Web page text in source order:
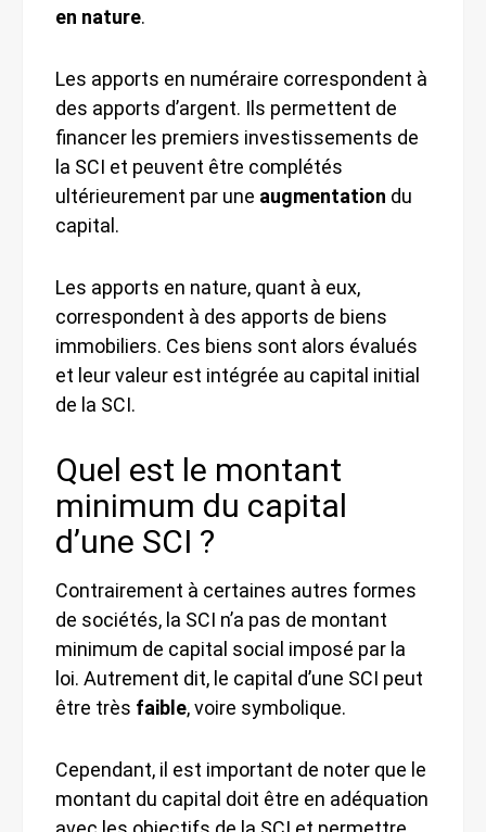
en nature.
Les apports en numéraire correspondent à
des apports d’argent. Ils permettent de
financer les premiers investissements de
la SCI et peuvent être complétés
ultérieurement par une augmentation du
capital.
Les apports en nature, quant à eux,
correspondent à des apports de biens
immobiliers. Ces biens sont alors évalués
et leur valeur est intégrée au capital initial
de la SCI.
Quel est le montant
minimum du capital
d’une SCI ?
Contrairement à certaines autres formes
de sociétés, la SCI n’a pas de montant
minimum de capital social imposé par la
loi. Autrement dit, le capital d’une SCI peut
être très faible, voire symbolique.
Cependant, il est important de noter que le
montant du capital doit être en adéquation